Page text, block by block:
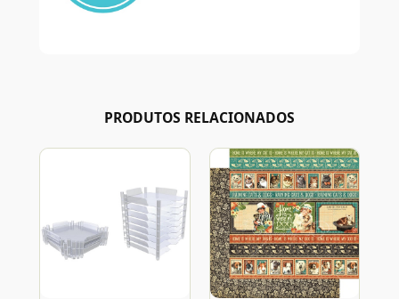
PRODUTOS RELACIONADOS